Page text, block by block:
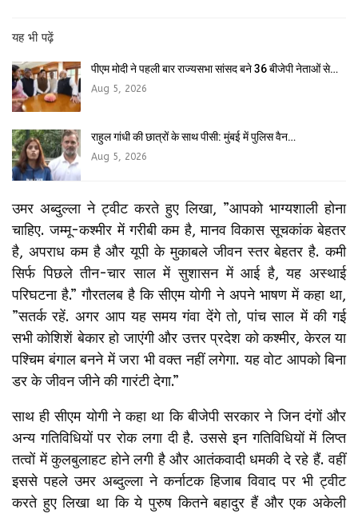
यह भी पढ़ें
पीएम मोदी ने पहली बार राज्यसभा सांसद बने 36 बीजेपी नेताओं से…
Aug 5, 2026
राहुल गांधी की छात्रों के साथ पीसी: मुंबई में पुलिस वैन…
Aug 5, 2026
उमर अब्दुल्ला ने ट्वीट करते हुए लिखा, ”आपको भाग्यशाली होना
चाहिए. जम्मू-कश्मीर में गरीबी कम है, मानव विकास सूचकांक बेहतर
है, अपराध कम है और यूपी के मुकाबले जीवन स्तर बेहतर है. कमी
सिर्फ पिछले तीन-चार साल में सुशासन में आई है, यह अस्थाई
परिघटना है.” गौरतलब है कि सीएम योगी ने अपने भाषण में कहा था,
”सतर्क रहें. अगर आप यह समय गंवा देंगे तो, पांच साल में की गई
सभी कोशिशें बेकार हो जाएंगी और उत्तर प्रदेश को कश्मीर, केरल या
पश्चिम बंगाल बनने में जरा भी वक्त नहीं लगेगा. यह वोट आपको बिना
डर के जीवन जीने की गारंटी देगा.”
साथ ही सीएम योगी ने कहा था कि बीजेपी सरकार ने जिन दंगों और
अन्य गतिविधियों पर रोक लगा दी है. उससे इन गतिविधियों में लिप्त
तत्वों में कुलबुलाहट होने लगी है और आतंकवादी धमकी दे रहे हैं. वहीं
इससे पहले उमर अब्दुल्ला ने कर्नाटक हिजाब विवाद पर भी ट्वीट
करते हुए लिखा था कि ये पुरुष कितने बहादुर हैं और एक अकेली